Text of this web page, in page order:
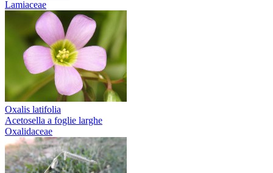
Lamiaceae
Oxalis latifolia
Acetosella a foglie larghe
Oxalidaceae